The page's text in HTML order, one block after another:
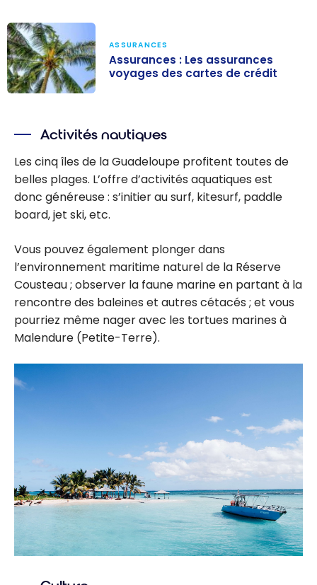
voyages des
cartes de
crédit
ASSURANCES
Assurances : Les assurances
voyages des cartes de crédit
Activités nautiques
Les cinq îles de la Guadeloupe profitent toutes de
belles plages. L’offre d’activités aquatiques est
donc généreuse : s’initier au surf, kitesurf, paddle
board, jet ski, etc.
Vous pouvez également plonger dans
l’environnement maritime naturel de la Réserve
Cousteau ; observer la faune marine en partant à la
rencontre des baleines et autres cétacés ; et vous
pourriez même nager avec les tortues marines à
Malendure (Petite-Terre).